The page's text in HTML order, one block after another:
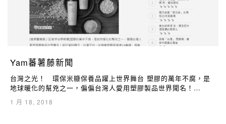
Yam蕃薯藤新聞
台灣之光！ 環保米糠保養品躍上世界舞台 塑膠的萬年不腐，是
地球暖化的幫兇之一，偏偏台灣人愛用塑膠製品世界聞名！…
1 月 18, 2018